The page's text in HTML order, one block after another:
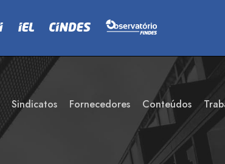
Sindicatos Fornecedores Conteúdos